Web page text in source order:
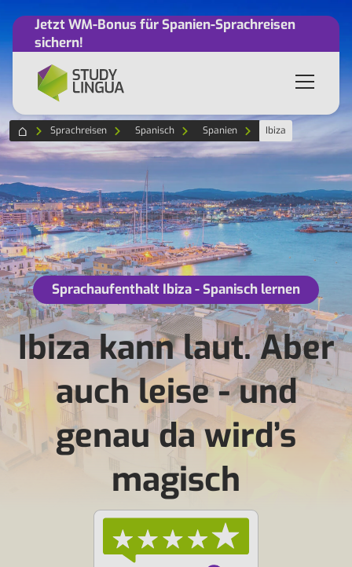
Jetzt WM-Bonus für Spanien-Sprachreisen
sichern!
Sprachreisen Spanisch Spanien Ibiza
Sprachaufenthalt Ibiza - Spanisch lernen
Ibiza kann laut. Aber
auch leise - und
genau da wird’s
magisch